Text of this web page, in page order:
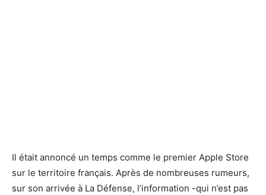
Il était annoncé un temps comme le premier Apple Store
sur le territoire français. Après de nombreuses rumeurs,
sur son arrivée à La Défense, l’information -qui n’est pas